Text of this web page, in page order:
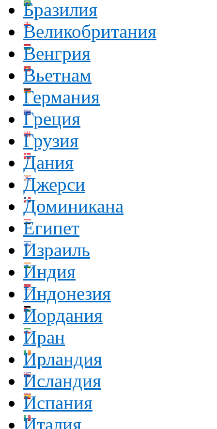
Бразилия
Великобритания
Венгрия
Вьетнам
Германия
Греция
Грузия
Дания
Джерси
Доминикана
Египет
Израиль
Индия
Индонезия
Иордания
Иран
Ирландия
Исландия
Испания
Италия